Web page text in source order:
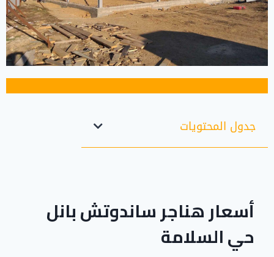
جدول المحتويات
أسعار هناجر ساندوتش بانل
حي السلامة